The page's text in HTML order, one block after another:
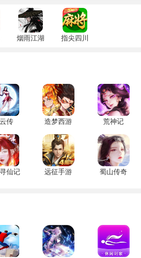
验到沉浸式的主线剧情，在这里所用
的手中。
内也能让玩家留下深刻的印象。
了隋唐历史。过往荡气回肠的故事悉
，成为名留青史的英雄。
天下的故事，玩家将在游戏里领略战
征战时代，打开历史浓厚的画卷，品
生。
量的隋唐时期史籍、小说及评书，由
发出来的全新隋唐武侠手游，一定会
戏体验。
行副本战役的挑战，利用巧妙的谋略
烟雨江湖
指尖四川
传
安卓
版
造梦西游
OL 16.6.2
安卓版
荒神记
1.0.2 官方
版
仙记
远征手游
蜀山传奇